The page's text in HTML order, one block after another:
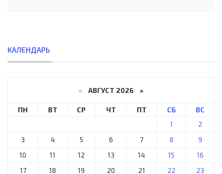
КАЛЕНДАРЬ
« АВГУСТ 2026 »
ПН ВТ СР ЧТ ПТ СБ
ВС
1
2
3
4 5 6 7 8
9
10
11 12 13 14 15
16
17
18 19 20 21 22
23